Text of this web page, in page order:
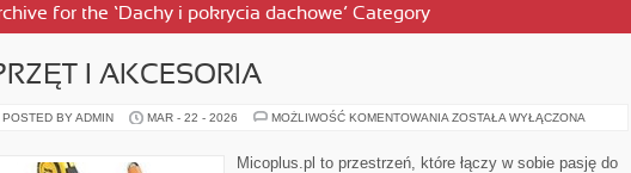
for the ‘Dachy i pokrycia dachowe’ Category
I AKCESORIA
POSTED BY ADMIN MAR - 22 - 2026 MOŻLIWOŚĆ KOMENTOWANIA SPRZĘT
ZOSTAŁA WYŁĄCZONA
Micoplus.pl to przestrzeń, które łączy w sobie pasję do